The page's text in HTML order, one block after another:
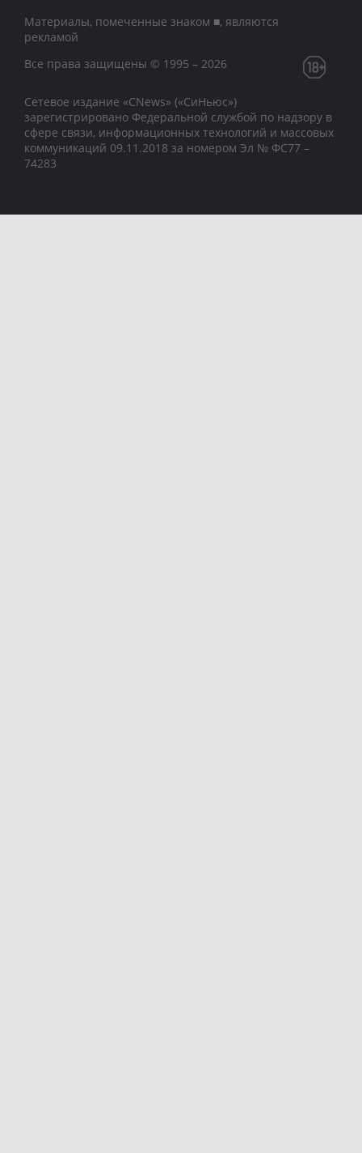
Материалы, помеченные знаком ■, являются
рекламой
Все права защищены © 1995 – 2026
Сетевое издание «CNews» («СиНьюс»)
зарегистрировано Федеральной службой по надзору в
сфере связи, информационных технологий и массовых
коммуникаций 09.11.2018 за номером Эл № ФС77 –
74283